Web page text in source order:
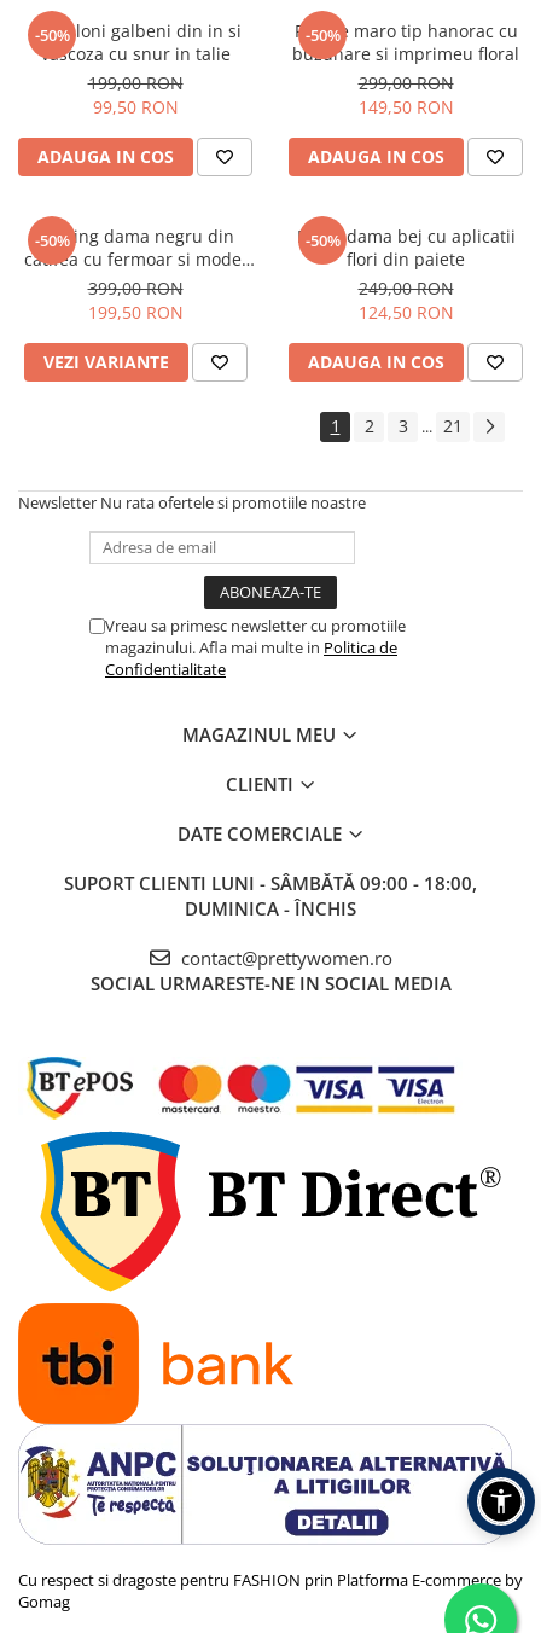
-50%
Pantaloni galbeni din in si
vascoza cu snur in talie
199,00 RON
99,50 RON
ADAUGA IN COS
-50%
Rochie maro tip hanorac cu
buzunare si imprimeu floral
299,00 RON
149,50 RON
ADAUGA IN COS
-50%
Trening dama negru din
catifea cu fermoar si model
pe jacheta
399,00 RON
199,50 RON
VEZI VARIANTE
-50%
Bluza dama bej cu aplicatii
flori din paiete
249,00 RON
124,50 RON
ADAUGA IN COS
1 2 3 ... 21
Newsletter Nu rata ofertele si promotiile noastre
Vreau sa primesc newsletter cu promotiile
magazinului. Afla mai multe in Politica de
Confidentialitate
MAGAZINUL MEU
CLIENTI
DATE COMERCIALE
SUPORT CLIENTI LUNI - SÂMBĂTĂ 09:00 - 18:00,
DUMINICA - ÎNCHIS
contact@prettywomen.ro
SOCIAL URMARESTE-NE IN SOCIAL MEDIA
Cu respect si dragoste pentru FASHION prin Platforma E-commerce by
Gomag